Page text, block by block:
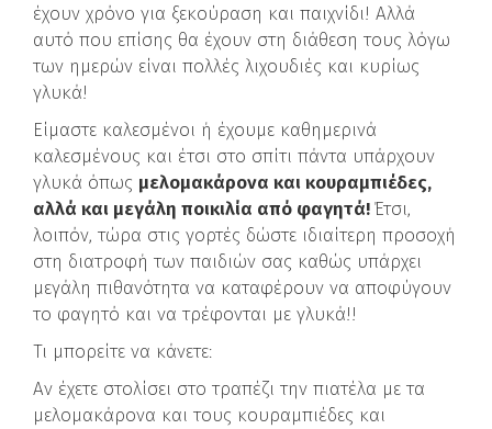
έχουν χρόνο για ξεκούραση και παιχνίδι! Αλλά
αυτό που επίσης θα έχουν στη διάθεση τους λόγω
των ημερών είναι πολλές λιχουδιές και κυρίως
γλυκά!
Είμαστε καλεσμένοι ή έχουμε καθημερινά
καλεσμένους και έτσι στο σπίτι πάντα υπάρχουν
γλυκά όπως μελομακάρονα και κουραμπιέδες,
αλλά και μεγάλη ποικιλία από φαγητά!Έτσι,
λοιπόν, τώρα στις γορτές δώστε ιδιαίτερη προσοχή
στη διατροφή των παιδιών σας καθώς υπάρχει
μεγάλη πιθανότητα να καταφέρουν να αποφύγουν
το φαγητό και να τρέφονται με γλυκά!!
Τι μπορείτε να κάνετε:
Αν έχετε στολίσει στο τραπέζι την πιατέλα με τα
μελομακάρονα και τους κουραμπιέδες και